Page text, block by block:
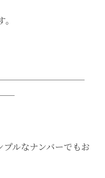
プルなナンバーでもお